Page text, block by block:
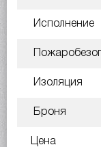
Исполнение
Изоляция
Броня
Цена